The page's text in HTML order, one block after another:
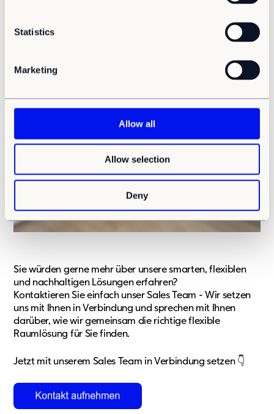
Statistics
Marketing
Allow all
Allow selection
Deny
Sie würden gerne mehr über unsere smarten, flexiblen
und nachhaltigen Lösungen erfahren?
Kontaktieren Sie einfach unser Sales Team - Wir setzen
uns mit Ihnen in Verbindung und sprechen mit Ihnen
darüber, wie wir gemeinsam die richtige flexible
Raumlösung für Sie finden.
Jetzt mit unserem Sales Team in Verbindung setzen 👇